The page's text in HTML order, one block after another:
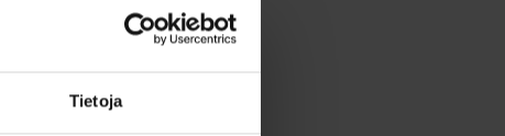
Tietoja